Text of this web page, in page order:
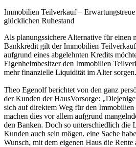
Immobilien Teilverkauf –
glücklichen Ruhestand
Als planungssichere Alternative für einen
Bankkredit gilt der Immobilien
aufgrund eines abgelehnten Kredits
Eigenheimbesitzer den Immobilien
mehr finanzielle Liquidität im Alter sorgen.
Theo Egenolf berichtet von den ganz
der Kunden der HausVorsorge:
sich auf direktem Weg für den
machen dies vor allem aufgrund
den Banken. Doch so unterschiedlich die
Kunden auch sein mögen, eine Sache
Wunsch, mit dem eigenen Haus die Rente